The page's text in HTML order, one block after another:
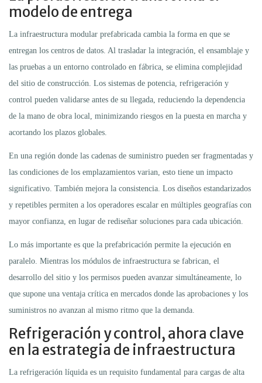
modelo de entrega
La infraestructura modular prefabricada cambia la forma en que se
entregan los centros de datos. Al trasladar la integración, el ensamblaje y
las pruebas a un entorno controlado en fábrica, se elimina complejidad
del sitio de construcción. Los sistemas de potencia, refrigeración y
control pueden validarse antes de su llegada, reduciendo la dependencia
de la mano de obra local, minimizando riesgos en la puesta en marcha y
acortando los plazos globales.
En una región donde las cadenas de suministro pueden ser fragmentadas y
las condiciones de los emplazamientos varian, esto tiene un impacto
significativo. También mejora la consistencia. Los diseños estandarizados
y repetibles permiten a los operadores escalar en múltiples geografías con
mayor confianza, en lugar de rediseñar soluciones para cada ubicación.
Lo más importante es que la prefabricación permite la ejecución en
paralelo. Mientras los módulos de infraestructura se fabrican, el
desarrollo del sitio y los permisos pueden avanzar simultáneamente, lo
que supone una ventaja crítica en mercados donde las aprobaciones y los
suministros no avanzan al mismo ritmo que la demanda.
Refrigeración y control, ahora clave
en la estrategia de infraestructura
La refrigeración líquida es un requisito fundamental para cargas de alta